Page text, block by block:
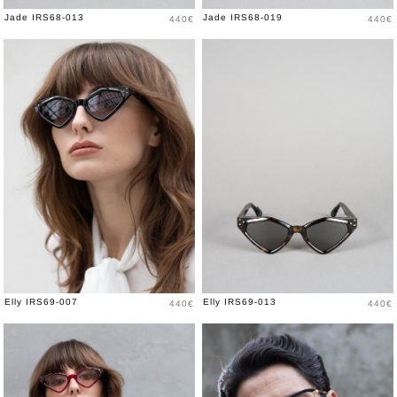
Jade IRS68-013 Prix
440€ Jade IRS68-019 Prix
440€
Elly IRS69-007 Prix
440€ Elly IRS69-013 Prix
440€